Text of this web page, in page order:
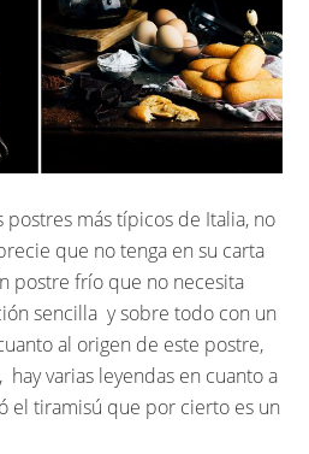
postres más típicos de Italia, no
que no tenga en su carta
postre frío que no necesita
sencilla y sobre todo con un
al origen de este postre,
varias leyendas en cuanto a
el tiramisú que por cierto es un